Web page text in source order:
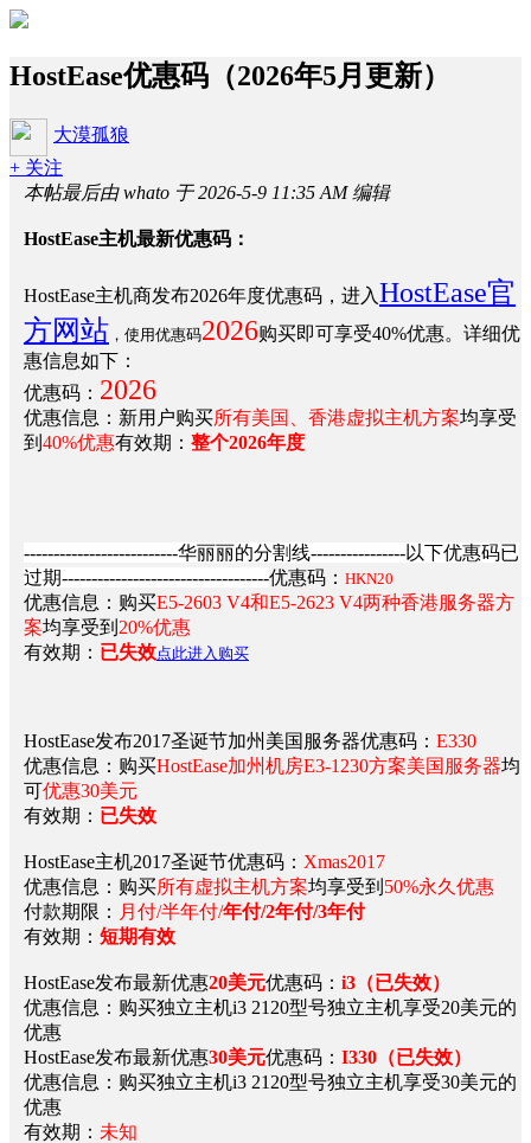
HostEase优惠码（2026年5月更新）
大漠孤狼
+ 关注
本帖最后由 whato 于 2026-5-9 11:35 AM 编辑
HostEase主机最新优惠码：
HostEase主机商发布2026年度优惠码，进入HostEase官
方网站 ，使用优惠码2026购买即可享受40%优惠。详细优
惠信息如下：
优惠码： 2026
优惠信息：新用户购买所有美国、香港虚拟主机方案均享受
到 40%优惠有效期： 整个2026年度
--------------------------华丽丽的分割线----------------以下优惠码已
过期-----------------------------------优惠码： HKN20
优惠信息：购买E5-2603 V4和E5-2623 V4两种香港服务器方
案均享受到 20%优惠
有效期： 已失效点此进入购买
HostEase发布2017圣诞节加州美国服务器优惠码： E330
优惠信息：购买HostEase加州机房E3-1230方案美国服务器均
可优惠30美元
有效期： 已失效
HostEase主机2017圣诞节优惠码： Xmas2017
优惠信息：购买所有虚拟主机方案均享受到 50%永久优惠
付款期限： 月付/半年付/年付/2年付/3年付
有效期： 短期有效
HostEase发布最新优惠20美元优惠码： i3 （已失效）
优惠信息：购买独立主机i3 2120型号独立主机享受20美元的
优惠
HostEase发布最新优惠30美元优惠码： I330 （已失效）
优惠信息：购买独立主机i3 2120型号独立主机享受30美元的
优惠
有效期： 未知